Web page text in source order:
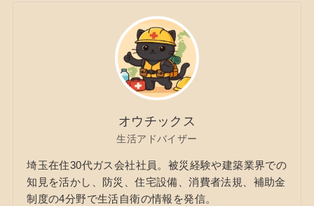
オウチックス
生活アドバイザー
埼玉在住30代ガス会社社員。被災経験や建築業界での
知見を活かし、防災、住宅設備、消費者法規、補助金
制度の4分野で生活自衛の情報を発信。